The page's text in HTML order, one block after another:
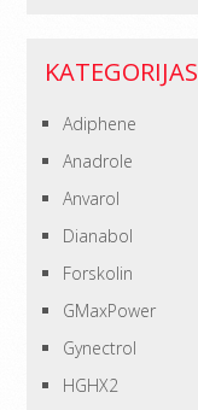
KATEGORIJAS
Adiphene
Anadrole
Anvarol
Dianabol
Forskolin
GMaxPower
Gynectrol
HGHX2